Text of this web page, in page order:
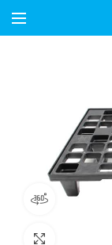
360-as nézet